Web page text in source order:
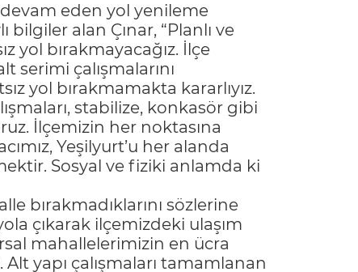
eden yol yenileme
alan Çınar, “Planlı ve
yol bırakmayacağız. İlçe
serimi çalışmalarını
yol bırakmamakta kararlıyız.
stabilize, konkasör gibi
İlçemizin her noktasına
Yeşilyurt’u her alanda
Sosyal ve fiziki anlamda ki
bırakmadıklarını sözlerine
çıkarak ilçemizdeki ulaşım
mahallelerimizin en ücra
yapı çalışmaları tamamlanan